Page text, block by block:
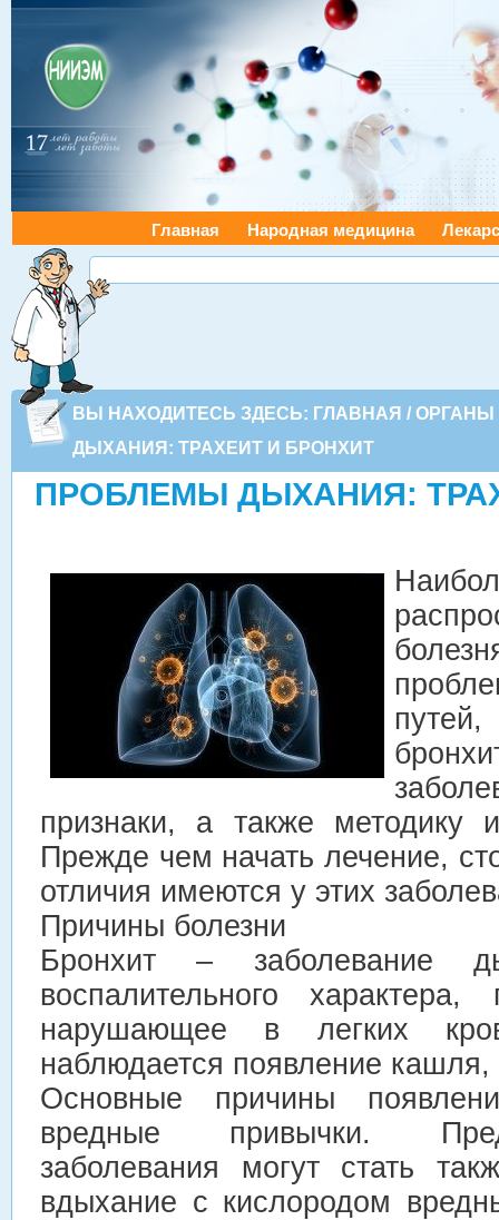
Главная Народная медицина
ВЫ НАХОДИТЕСЬ ЗДЕСЬ: ГЛАВНАЯ /
ДЫХАНИЯ: ТРАХЕИТ И БРОНХИТ
ПРОБЛЕМЫ ДЫХАНИЯ:
признаки, а также методику
Прежде чем начать лечение,
отличия имеются у этих
Причины болезни
Бронхит – заболевание
воспалительного
нарушающее в легких
наблюдается появление кашля,
Основные причины
вредные привычки.
заболевания могут стать
вдыхание с кислородом